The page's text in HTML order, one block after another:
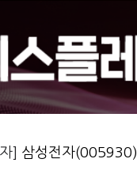
] 삼성전자(005930)